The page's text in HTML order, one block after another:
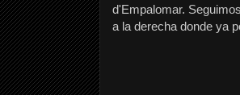
d'Empalomar.
a la derecha donde ya